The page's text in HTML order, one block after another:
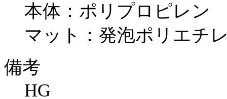
本体：ポリプロピレン
マット：発泡ポリエチ
備考
HG